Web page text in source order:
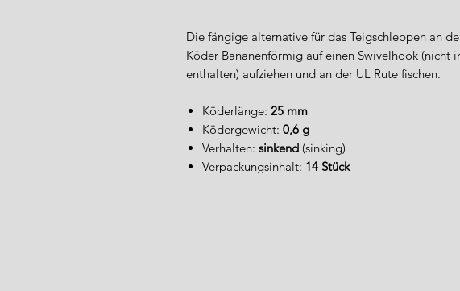
Die fängige alternative für das Teigschleppen an
Köder Bananenförmig auf einen Swivelhook (nicht
enthalten) aufziehen und an der UL Rute fischen.
Köderlänge: 25 mm
Ködergewicht: 0,6 g
Verhalten: sinkend (sinking)
Verpackungsinhalt: 14 Stück